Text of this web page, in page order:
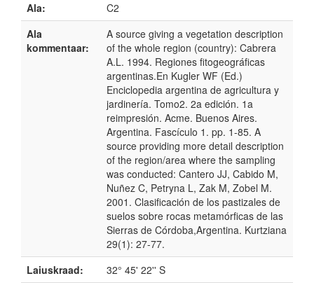
Ala:
C2
Ala
kommentaar:
A source giving a vegetation description
of the whole region (country): Cabrera
A.L. 1994. Regiones fitogeográficas
argentinas.En Kugler WF (Ed.)
Enciclopedia argentina de agricultura y
jardinería. Tomo2. 2a edición. 1a
reimpresión. Acme. Buenos Aires.
Argentina. Fascículo 1. pp. 1-85. A
source providing more detail description
of the region/area where the sampling
was conducted: Cantero JJ, Cabido M,
Nuñez C, Petryna L, Zak M, Zobel M.
2001. Clasificación de los pastizales de
suelos sobre rocas metamórficas de las
Sierras de Córdoba,Argentina. Kurtziana
29(1): 27-77.
Laiuskraad:
32° 45' 22'' S